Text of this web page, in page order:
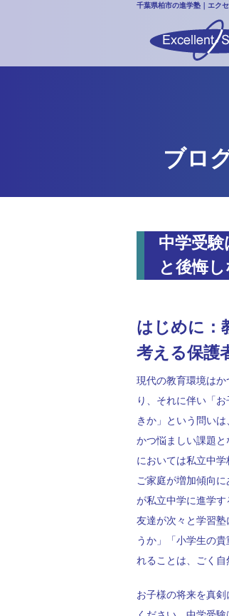
千葉県柏市の進学塾｜エク
ブロ
中学受
と後悔
はじめに：
考える保護
現代の教育環境は
り、それに伴い「
きか」という問い
かつ悩ましい課題
においては私立中
ご家庭が増加傾向
が私立中学に進学
友達が次々と学習
うか」「小学生の
れることは、ごく自
お子様の将来を真